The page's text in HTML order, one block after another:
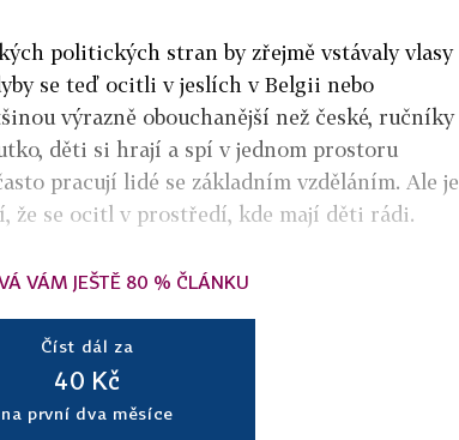
politických stran by zřejmě vstávaly vlasy
se teď ocitli v jeslích v Belgii nebo
výrazně obouchanější než české, ručníky
děti si hrají a spí v jednom prostoru
pracují lidé se základním vzděláním. Ale je
že se ocitl v prostředí, kde mají děti rádi.
VÁM JEŠTĚ 80 % ČLÁNKU
Číst dál za
40 Kč
na první dva měsíce